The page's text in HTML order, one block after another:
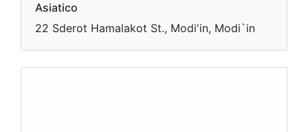
Asiatico
22 Sderot Hamalakot St., Modi'in, Modi`in